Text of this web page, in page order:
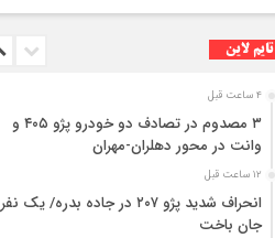
تایم لاین
۴ ساعت قبل
۳ مصدوم در تصادف دو خودرو پژو ۴۰۵ و
وانت در محور دهلران-مهران
۱۲ ساعت قبل
انحراف شدید پژو ۲۰۷ در جاده بدره/ یک نفر
جان باخت